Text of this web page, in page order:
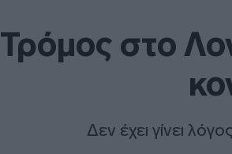
Τρόμος στο
Δεν έχει γίνει